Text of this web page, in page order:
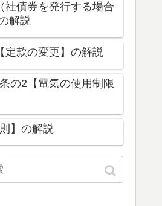
社債券を発行する場合
解説
定款の変更】の解説
の2【電気の使用制限
】の解説